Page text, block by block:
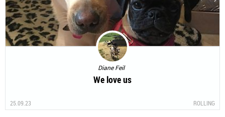
Diane Feil
We love us
25.09.23 ROLLING